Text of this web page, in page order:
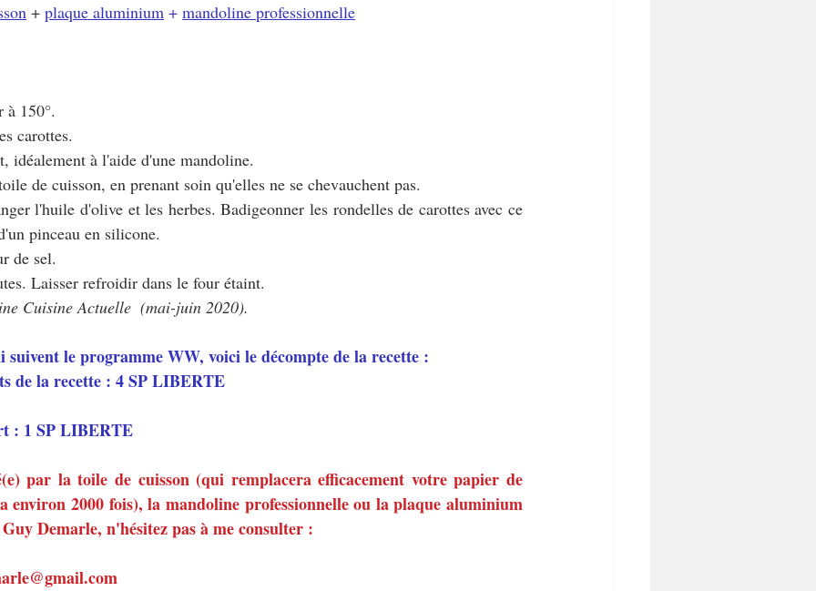
+ plaque aluminium + mandoline professionnelle
à 150°.
carottes.
idéalement à l'aide d'une mandoline.
de cuisson, en prenant soin qu'elles ne se chevauchent pas.
l'huile d'olive et les herbes. Badigeonner les rondelles de carottes avec ce
pinceau en silicone.
de sel.
Laisser refroidir dans le four étaint.
Cuisine Actuelle  (mai-juin 2020).
suivent le programme WW, voici le décompte de la recette :
de la recette : 4 SP LIBERTE
: 1 SP LIBERTE
par la toile de cuisson (qui remplacera efficacement votre papier de
environ 2000 fois), la mandoline professionnelle ou la plaque aluminium
Demarle, n'hésitez pas à me consulter :